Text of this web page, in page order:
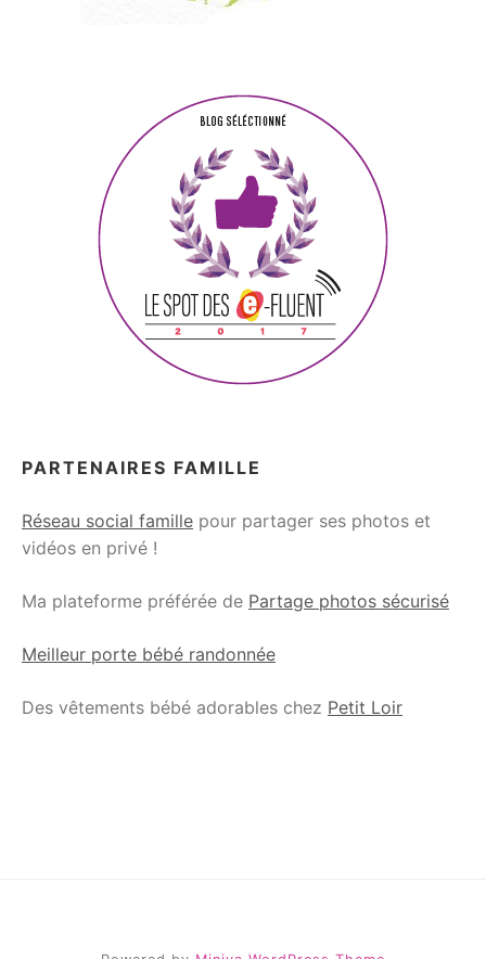
PARTENAIRES FAMILLE
Réseau social famille pour partager ses photos et
vidéos en privé !
Ma plateforme préférée de Partage photos sécurisé
Meilleur porte bébé randonnée
Des vêtements bébé adorables chez Petit Loir